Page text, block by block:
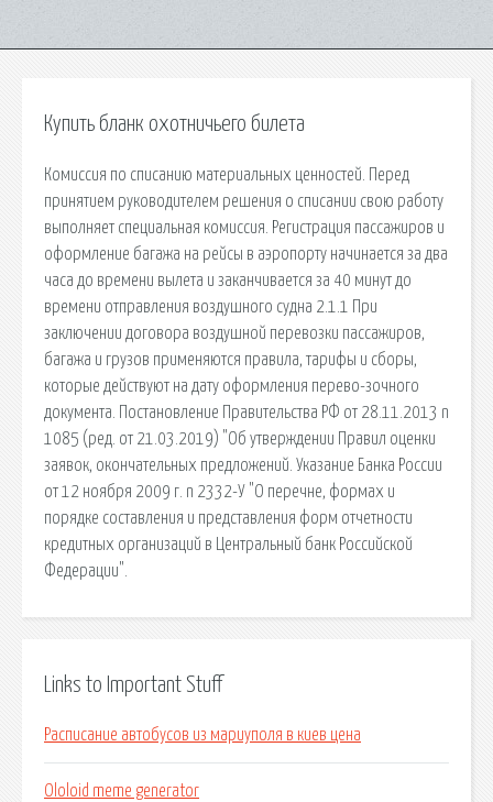
Купить бланк охотничьего билета
Комиссия по списанию материальных ценностей. Перед
принятием руководителем решения о списании свою работу
выполняет специальная комиссия. Регистрация пассажиров и
оформление багажа на рейсы в аэропорту начинается за два
часа до времени вылета и заканчивается за 40 минут до
времени отправления воздушного судна 2.1.1 При
заключении договора воздушной перевозки пассажиров,
багажа и грузов применяются правила, тарифы и сборы,
которые действуют на дату оформления перево-зочного
документа. Постановление Правительства РФ от 28.11.2013 n
1085 (ред. от 21.03.2019) "Об утверждении Правил оценки
заявок, окончательных предложений. Указание Банка России
от 12 ноября 2009 г. n 2332-У "О перечне, формах и
порядке составления и представления форм отчетности
кредитных организаций в Центральный банк Российской
Федерации".
Links to Important Stuff
Расписание автобусов из мариуполя в киев цена
Ololoid meme generator